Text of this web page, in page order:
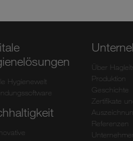
Hygienewelt
Über
Produktion
Geschichte
Zertifikate
Referenzen